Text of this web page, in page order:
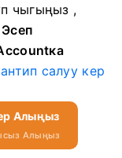
чыгыңыз ,
Эсеп
салуу кер
Алыңыз
Алыңыз